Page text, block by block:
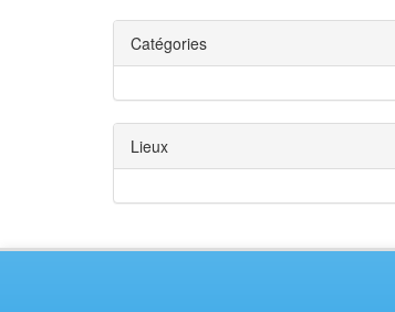
Catégories
Lieux